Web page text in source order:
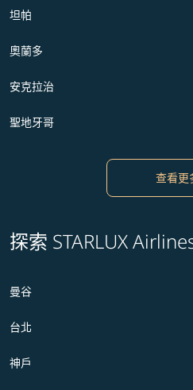
坦帕
奧蘭多
安克拉治
聖地牙哥
查看更
探索 STARLUX
曼谷
台北
神戶